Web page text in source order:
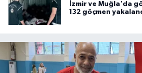
İzmir ve Muğla'da
132 göçmen